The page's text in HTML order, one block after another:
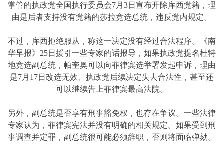
掌管的执政党全国执行委员会7月3日宣布开除库西党籍，理
由是后者支持没有党籍的莎拉竞选总统，违反党内规定。
不过，库西拒绝服从，称这一决定没有经过合法程序。《南
华早报》25日援引一些专家的话报导，如果执政党提名杜特
地竞选副总统，帕奎奥可以向菲律宾选举署发起申诉，理由
是7月17日改选无效、执政党后续决定失去合法性，甚至还
可以继续告上菲律宾最高法院。
另外，副总统是否享有刑事豁免权，也存在争议。一些法律
专家认为，菲律宾宪法并没有明确的相关规定。如果受到刑
事调查并定罪，副总统很可能必须辞职，否则将面临弹劾。